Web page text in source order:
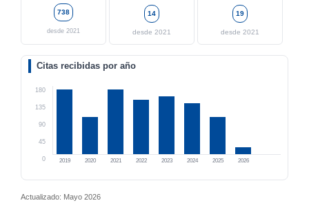
738
desde 2021
14
desde 2021
19
desde 2021
Citas recibidas por año
180
135
90
45
0 2019 2020 2021 2022 2023 2024 2025 2026
Actualizado: Mayo 2026